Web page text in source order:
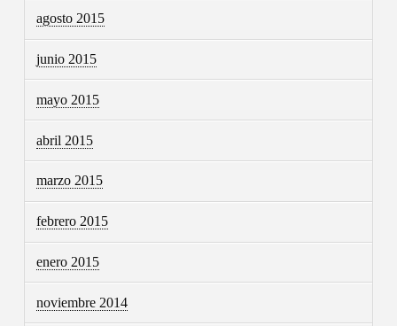
agosto 2015
junio 2015
mayo 2015
abril 2015
marzo 2015
febrero 2015
enero 2015
noviembre 2014